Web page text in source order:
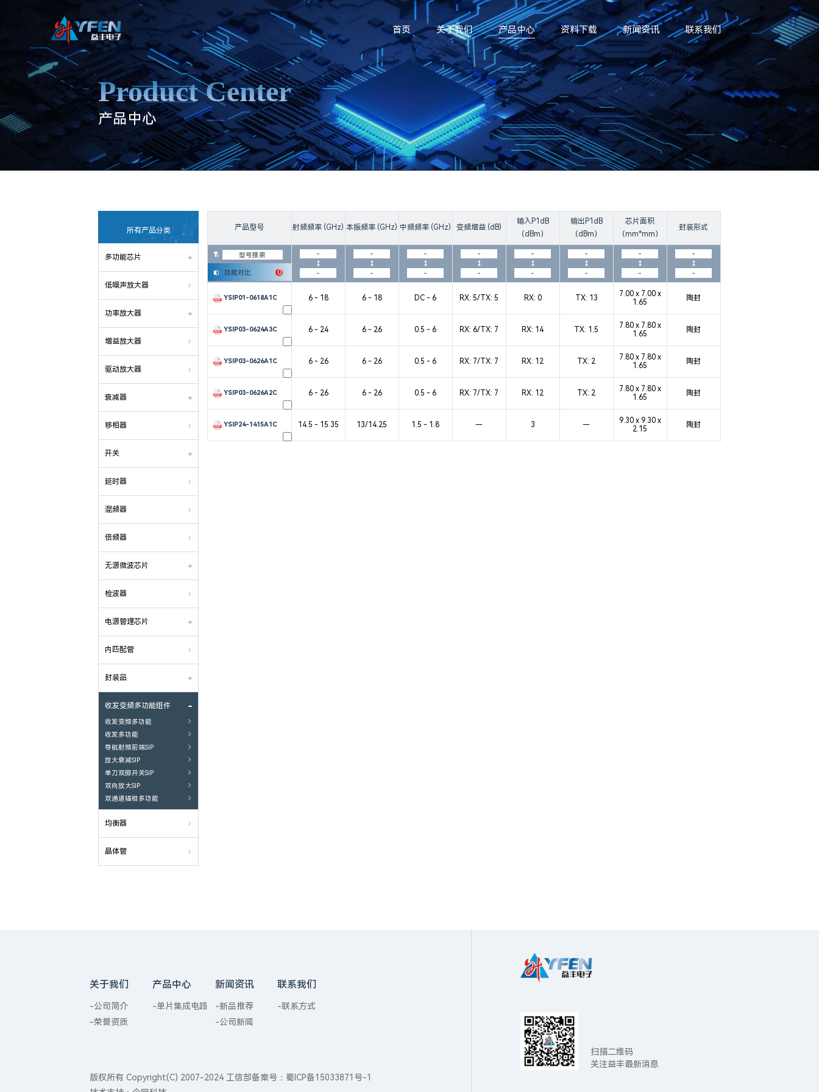
首页 关于我们 产品中心 资料下载 新闻资讯 联系我们
Product Center
所有产品分类
多功能芯片
低噪声放大器 
功率放大器
增益放大器 
驱动放大器 
衰减器
移相器 
开关
延时器 
混频器 
倍频器 
无源微波芯片
检波器 
电源管理芯片
内匹配管 
封装品
收发变频多功能组件
收发变频多功能 
收发多功能 
导航射频前端SIP 
放大衰减SIP 
单刀双掷开关SIP 
双向放大SIP 
双通道辐相多功能 
均衡器 
晶体管 
产品型号 射频频率 (GHz) 本振频率 (GHz) 中频频率 (GHz) 变频增益 (dB)
输入P1dB
（dBm）
输出P1dB
（dBm）
芯片面积
（mm*mm）
封装形式

 功能对比 0
YSIP01-0618A1C 6 - 18 6 - 18 DC - 6 RX: 5/TX: 5 RX: 0 TX: 13
7.00 x 7.00 x
1.65
陶封
YSIP03-0624A3C 6 - 24 6 - 26 0.5 - 6 RX: 6/TX: 7 RX: 14 TX: 1.5
7.80 x 7.80 x
1.65
陶封
YSIP03-0626A1C 6 - 26 6 - 26 0.5 - 6 RX: 7/TX: 7 RX: 12 TX: 2
7.80 x 7.80 x
1.65
陶封
YSIP03-0626A2C 6 - 26 6 - 26 0.5 - 6 RX: 7/TX: 7 RX: 12 TX: 2
7.80 x 7.80 x
1.65
陶封
YSIP24-1415A1C 14.5 - 15.35 13/14.25 1.5 - 1.8 — 3 —
9.30 x 9.30 x
2.15
陶封
关于我们
-公司简介
-荣誉资质
产品中心
-单片集成电路
新闻资讯
-新品推荐
-公司新闻
联系我们
-联系方式
版权所有 Copyright(C) 2007-2024 工信部备案号： 蜀ICP备15033871号-1
扫描二维码
关注益丰最新消息